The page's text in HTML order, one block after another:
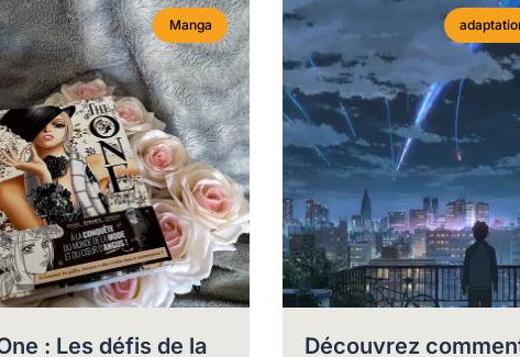
Manga
: Les défis de la
Découvrez